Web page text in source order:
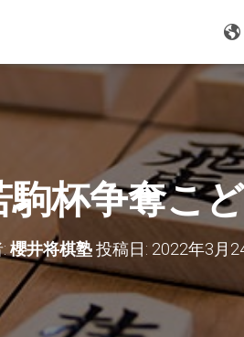
杯争奪こ
櫻井将棋塾投稿日: 2022年3月